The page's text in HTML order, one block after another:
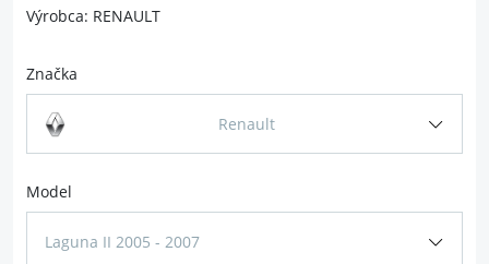
Výrobca: RENAULT
Značka
Renault
Model
Laguna II 2005 - 2007